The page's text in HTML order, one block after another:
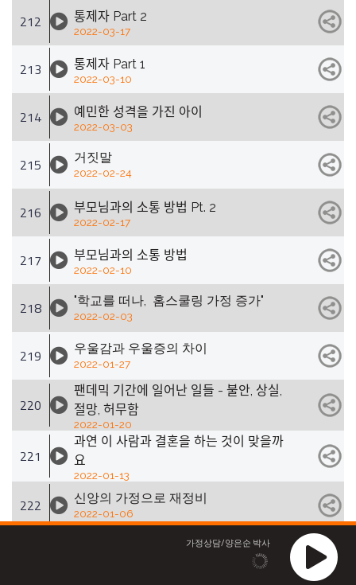
212 통제자 Part 2
2022-03-17
213 통제자 Part 1
2022-03-10
214 예민한 성격을 가진 아이
2022-03-03
215 거짓말
2022-02-24
216 부모님과의 소통 방법 Pt. 2
2022-02-17
217 부모님과의 소통 방법
2022-02-10
218 "학교를 떠나, 홈스쿨링 가정 증가"
2022-02-03
219 우울감과 우울증의 차이
2022-01-27
220
팬데믹 기간에 일어난 일들 - 불안, 상실,
절망, 허무함
2022-01-20
221
과연 이 사람과 결혼을 하는 것이 맞을까
요
2022-01-13
222 신앙의 가정으로 재정비
2022-01-06
가족이 함께 세울수 있는 2022년 목표
가정상담/양은순 박사